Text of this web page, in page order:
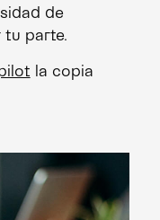
de
tu parte.
la copia